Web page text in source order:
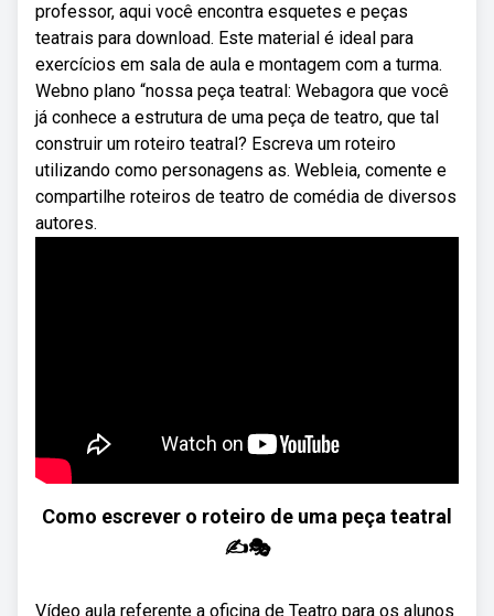
professor, aqui você encontra esquetes e peças
teatrais para download. Este material é ideal para
exercícios em sala de aula e montagem com a turma.
Webno plano “nossa peça teatral: Webagora que você
já conhece a estrutura de uma peça de teatro, que tal
construir um roteiro teatral? Escreva um roteiro
utilizando como personagens as. Webleia, comente e
compartilhe roteiros de teatro de comédia de diversos
autores.
Como escrever o roteiro de uma peça teatral
✍️🎭
Vídeo aula referente a oficina de Teatro para os alunos